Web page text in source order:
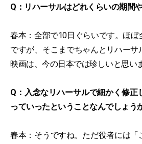
Q：リハーサルはどれくらいの期間
春本：全部で10日ぐらいです。ほ
ですが、そこまでちゃんとリハー
映画は、今の日本では珍しいと思い
Q：入念なリハーサルで細かく修正
っていったということなんでしょう
春本：そうですね。ただ役者には「